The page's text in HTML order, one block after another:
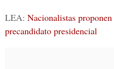
LEA: Nacionalistas
precandidato presidencial